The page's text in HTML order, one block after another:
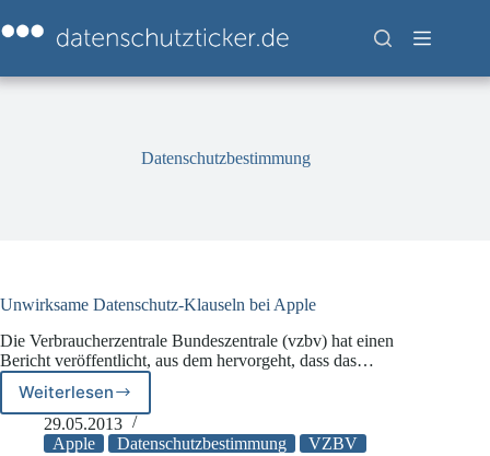
Inhalt
springen
Datenschutzbestimmung
Unwirksame Datenschutz-Klauseln bei Apple
Die Verbraucherzentrale Bundeszentrale (vzbv) hat einen
Bericht veröffentlicht, aus dem hervorgeht, dass das…
WeiterlesenUnwirksame
Datenschutz-
Klauseln
29.05.2013
Apple
Datenschutzbestimmung VZBV